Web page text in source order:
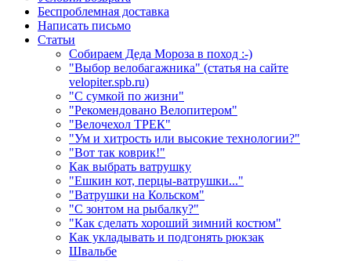
Беспроблемная доставка
Написать письмо
Статьи
Собираем Деда Мороза в поход :-)
"Выбор велобагажника" (статья на сайте
velopiter.spb.ru)
"С сумкой по жизни"
"Рекомендовано Велопитером"
"Велочехол ТРЕК"
"Ум и хитрость или высокие технологии?"
"Вот так коврик!"
Как выбрать ватрушку
"Ешкин кот, перцы-ватрушки..."
"Ватрушки на Кольском"
"С зонтом на рыбалку?"
"Как сделать хороший зимний костюм"
Как укладывать и подгонять рюкзак
Швальбе